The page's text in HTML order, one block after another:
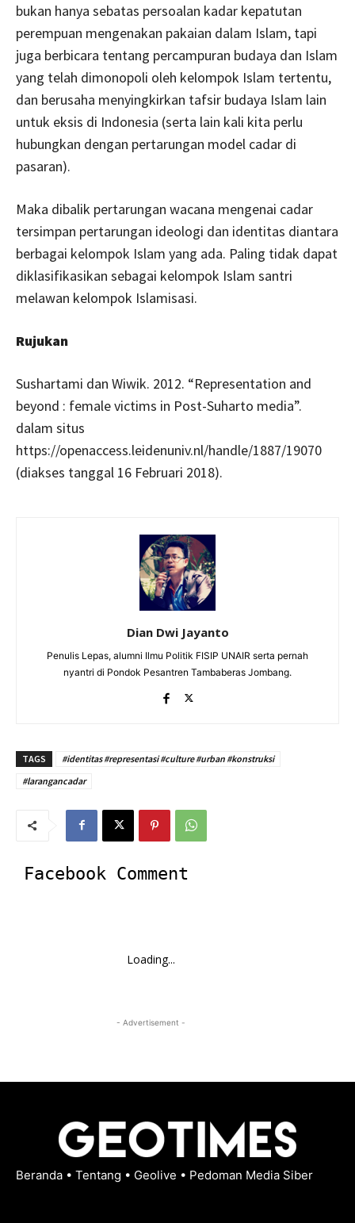
bukan hanya sebatas persoalan kadar kepatutan
perempuan mengenakan pakaian dalam Islam, tapi
juga berbicara tentang percampuran budaya dan Islam
yang telah dimonopoli oleh kelompok Islam tertentu,
dan berusaha menyingkirkan tafsir budaya Islam lain
untuk eksis di Indonesia (serta lain kali kita perlu
hubungkan dengan pertarungan model cadar di
pasaran).
Maka dibalik pertarungan wacana mengenai cadar
tersimpan pertarungan ideologi dan identitas diantara
berbagai kelompok Islam yang ada. Paling tidak dapat
diklasifikasikan sebagai kelompok Islam santri
melawan kelompok Islamisasi.
Rujukan
Sushartami dan Wiwik. 2012. “Representation and
beyond : female victims in Post-Suharto media”.
dalam situs
https://openaccess.leidenuniv.nl/handle/1887/19070
(diakses tanggal 16 Februari 2018).
Dian Dwi Jayanto
Penulis Lepas, alumni Ilmu Politik FISIP UNAIR serta pernah
nyantri di Pondok Pesantren Tambaberas Jombang.
TAGS
#identitas #representasi #culture #urban #konstruksi
#larangancadar
Facebook Comment
Loading...
- Advertisement -
Beranda • Tentang • Geolive • Pedoman Media Siber